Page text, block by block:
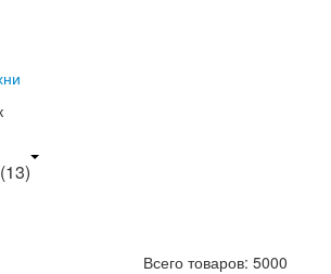
(13)
Всего товаров: 5000